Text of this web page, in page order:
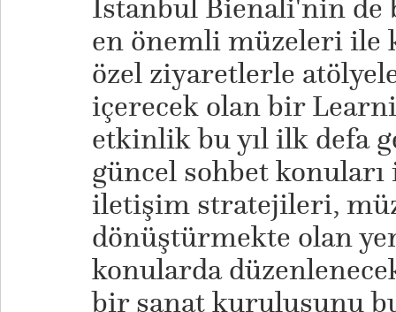
İstanbul Bienali'nin de
en önemli müzeleri ile
özel ziyaretlerle
içerecek olan bir
etkinlik bu yıl ilk defa
güncel sohbet
iletişim stratejileri,
dönüştürmekte olan
konularda
bir sanat kuruluşunu